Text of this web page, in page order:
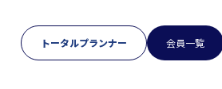
トータルプランナー 会員一覧